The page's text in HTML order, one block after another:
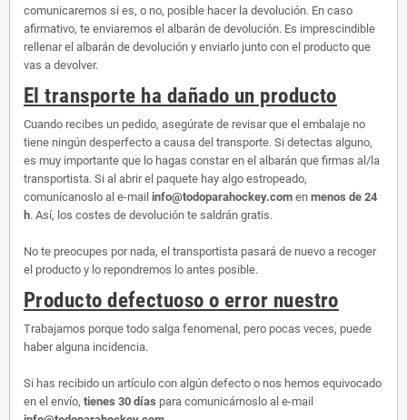
comunicaremos si es, o no, posible hacer la devolución. En caso
afirmativo, te enviaremos el albarán de devolución. Es imprescindible
rellenar el albarán de devolución y enviarlo junto con el producto que
vas a devolver.
El transporte ha dañado un producto
Cuando recibes un pedido, asegúrate de revisar que el embalaje no
tiene ningún desperfecto a causa del transporte. Si detectas alguno,
es muy importante que lo hagas constar en el albarán que firmas al/la
transportista. Si al abrir el paquete hay algo estropeado,
comunícanoslo al e-mail info@todoparahockey.com en menos de 24
h. Así, los costes de devolución te saldrán gratis.
No te preocupes por nada, el transportista pasará de nuevo a recoger
el producto y lo repondremos lo antes posible.
Producto defectuoso o error nuestro
Trabajamos porque todo salga fenomenal, pero pocas veces, puede
haber alguna incidencia.
Si has recibido un artículo con algún defecto o nos hemos equivocado
en el envío, tienes 30 días para comunicárnoslo al e-mail